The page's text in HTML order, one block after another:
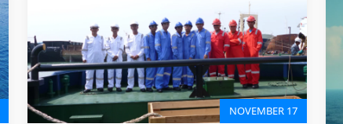
NOVEMBER 17